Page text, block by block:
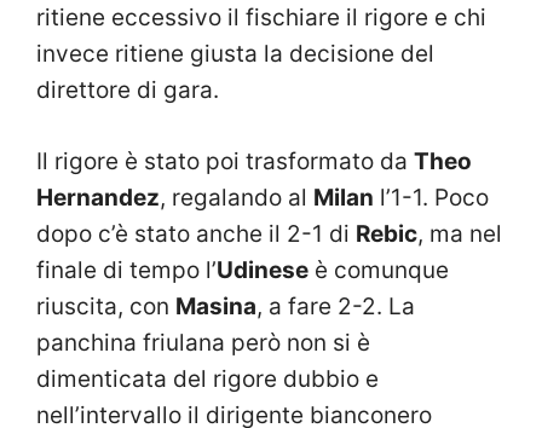
ritiene eccessivo il fischiare il rigore e chi
invece ritiene giusta la decisione del
direttore di gara.
Il rigore è stato poi trasformato da Theo
Hernandez, regalando al Milan l’1-1. Poco
dopo c’è stato anche il 2-1 di Rebic, ma nel
finale di tempo l’Udinese è comunque
riuscita, con Masina, a fare 2-2. La
panchina friulana però non si è
dimenticata del rigore dubbio e
nell’intervallo il dirigente bianconero